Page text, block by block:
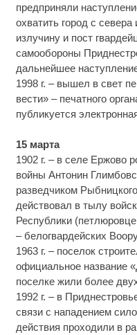
предприняли
охватить город с
излучину и пост
самообороны
дальнейшее
1998 г. – вышел в свет
вести» – печатного
публикуется
15 марта
1902 г. – в селе Ержово
войны Антонин
разведчиком
действовал в тылу
Республики
– белогвардейских
1963 г. – поселок
официальное название
поселке жили более
1992 г. – в
связи с нападением
действия проходили в